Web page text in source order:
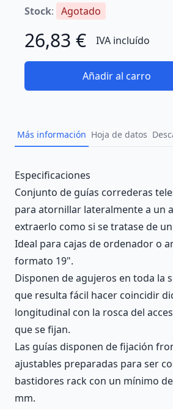
Stock: Agotado
26,83 € IVA incluído
Añadir al carro
Más información Hoja de datos
Description
Especificaciones
Conjunto de guías correderas
para atornillar lateralmente a un
extraerlo como si se tratase de
Ideal para cajas de ordenador o
formato 19".
Disponen de agujeros en toda la
que resulta fácil hacer coincidir
longitudinal con la rosca del
que se fijan.
Las guías disponen de fijación
ajustables preparadas para ser
bastidores rack con un mínimo
mm.